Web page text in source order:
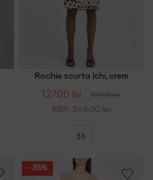
Rochie scurta Ichi, crem
127.00 lei 199.00 lei
RRP: 369.00 lei
36
- 35%